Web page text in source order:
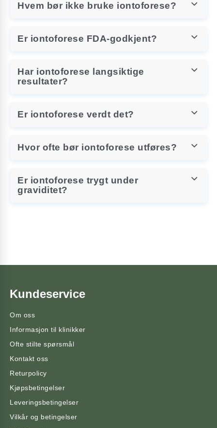
Hvem bør ikke bruke iontoforese?
Er iontoforese FDA-godkjent?
Har iontoforese langsiktige
resultater?
Er iontoforese verdt det?
Hvor ofte bør iontoforese utføres?
Er iontoforese trygt under
graviditet?
Kundeservice
Om oss
Informasjon til klinikker
Ofte stilte spørsmål
Kontakt oss
Returpolicy
Kjøpsbetingelser
Leveringsbetingelser
Vilkår og betingelser